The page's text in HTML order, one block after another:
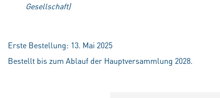
Gesellschaft)
Erste Bestellung: 13. Mai 2025
Bestellt bis zum Ablauf der Hauptversammlung 2028.